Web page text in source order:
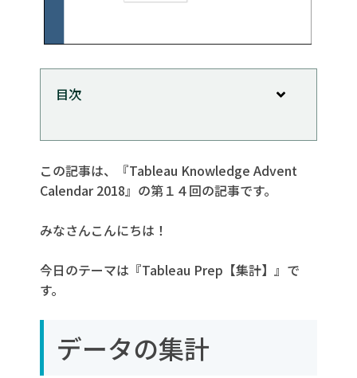
目次
データの集計
集計するフィールドを選択
この記事は、『Tableau Knowledge Advent
Calendar 2018』の第１４回の記事です。
みなさんこんにちは！
今日のテーマは『Tableau Prep【集計】』で
す。
データの集計